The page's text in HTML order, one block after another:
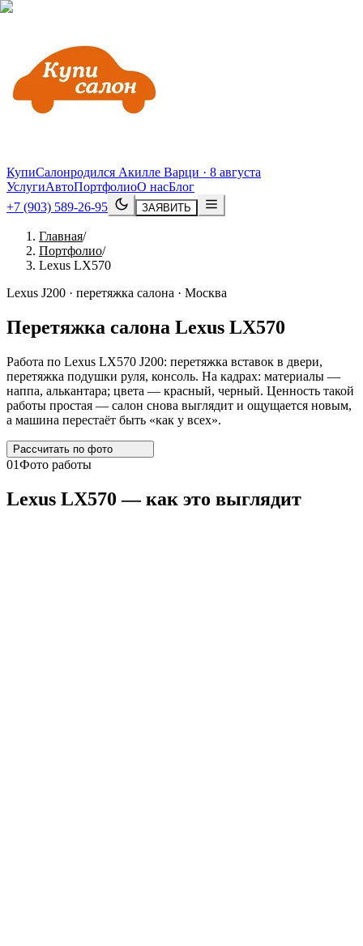
КупиСалонродился Акилле Варци · 8 августа
УслугиАвтоПортфолиоО насБлог
+7 (903) 589-26-95
ЗАЯВИТЬ
Главная/
Портфолио/
Lexus LX570
Lexus J200 · перетяжка салона · Москва
Перетяжка салона Lexus LX570
Работа по Lexus LX570 J200: перетяжка вставок в двери,
перетяжка подушки руля, консоль. На кадрах: материалы —
наппа, алькантара; цвета — красный, черный. Ценность такой
работы простая — салон снова выглядит и ощущается новым,
а машина перестаёт быть «как у всех».
Рассчитать по фото
01Фото работы
Lexus LX570 — как это выглядит